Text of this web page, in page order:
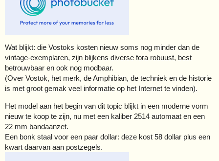
Wat blijkt: die Vostoks kosten nieuw soms nog minder dan de
vintage-exemplaren, zijn blijkens diverse fora robuust, best
betrouwbaar en ook nog modbaar.
(Over Vostok, het merk, de Amphibian, de techniek en de historie
is met groot gemak veel informatie op het Internet te vinden).
Het model aan het begin van dit topic blijkt in een moderne vorm
nieuw te koop te zijn, nu met een kaliber 2514 automaat en een
22 mm bandaanzet.
Een bonk staal voor een paar dollar: deze kost 58 dollar plus een
kwart daarvan aan postzegels.